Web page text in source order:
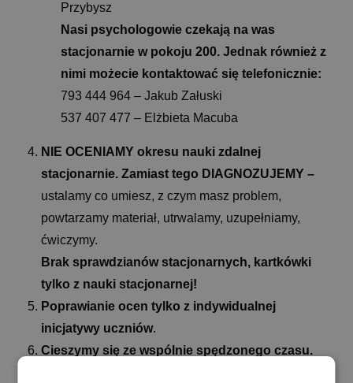
Przybysz
Nasi psychologowie czekają na was
stacjonarnie w pokoju 200. Jednak również z
nimi możecie kontaktować się telefonicznie:
793 444 964 – Jakub Załuski
537 407 477 – Elżbieta Macuba
NIE OCENIAMY okresu nauki zdalnej
stacjonarnie. Zamiast tego DIAGNOZUJEMY –
ustalamy co umiesz, z czym masz problem,
powtarzamy materiał, utrwalamy, uzupełniamy,
ćwiczymy.
Brak sprawdzianów stacjonarnych, kartkówki
tylko z nauki stacjonarnej!
Poprawianie ocen tylko z indywidualnej
inicjatywy uczniów.
Cieszymy się ze wspólnie spędzonego czasu.